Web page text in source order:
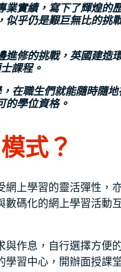
業實績，寫下了輝煌的
似乎仍是艱巨無比的挑
修的挑戰，英國建造
課程。
在職生們就能隨時隨
的學位資格。
式？
上學習的靈活彈性，
碼化的網上學習活動
作息，自行選擇方便
習中心，開辦面授課